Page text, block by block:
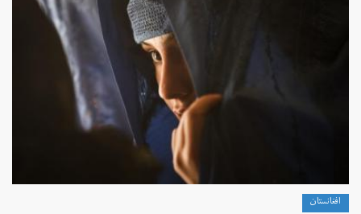
افغانستان